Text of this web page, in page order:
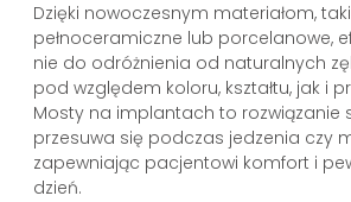
Dzięki nowoczesnym materiałom,
pełnoceramiczne lub porcelanowe,
nie do odróżnienia od naturalnych
pod względem koloru, kształtu, jak i
Mosty na implantach to rozwiązanie
przesuwa się podczas jedzenia czy
zapewniając pacjentowi komfort i
dzień.